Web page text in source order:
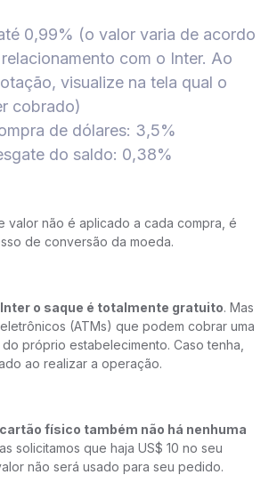
0,99% (o valor varia de acordo
com o Inter. Ao
visualize na tela qual o
cobrado)
de dólares: 3,5%
do saldo: 0,38%
valor não é aplicado a cada compra, é
de conversão da moeda.
o saque é totalmente gratuito. Mas
(ATMs) que podem cobrar uma
próprio estabelecimento. Caso tenha,
ao realizar a operação.
físico também não há nenhuma
solicitamos que haja US$ 10 no seu
não será usado para seu pedido.